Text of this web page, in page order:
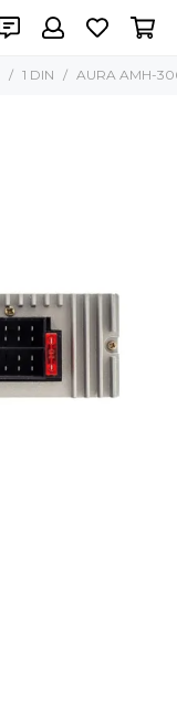
1 DIN AURA AMH-